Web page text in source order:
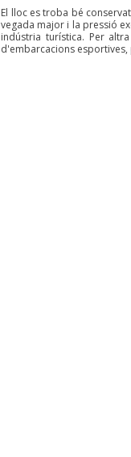
El lloc es troba bé
vegada major i la pressió
indústria turística. Per
d'embarcacions